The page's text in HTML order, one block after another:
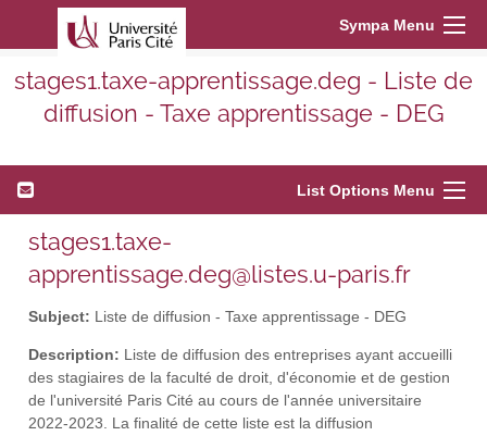
Sympa Menu
stages1.taxe-apprentissage.deg - Liste de
diffusion - Taxe apprentissage - DEG
List Options Menu
stages1.taxe-
apprentissage.deg@listes.u-paris.fr
Subject: Liste de diffusion - Taxe apprentissage - DEG
Description: Liste de diffusion des entreprises ayant accueilli
des stagiaires de la faculté de droit, d'économie et de gestion
de l'université Paris Cité au cours de l'année universitaire
2022-2023. La finalité de cette liste est la diffusion